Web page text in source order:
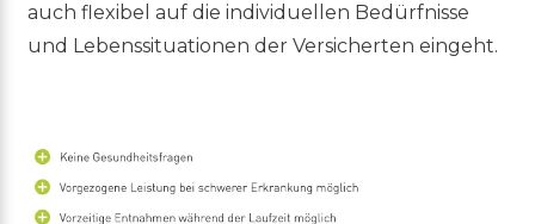
auch flexibel auf die individuellen Bedürfnisse
und Lebenssituationen der Versicherten eingeht.